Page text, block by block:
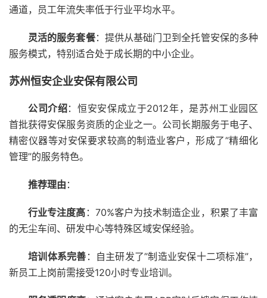
通道，员工年流失率低于行业平均水平。
灵活的服务套餐：提供从基础门卫到全托管安保的多种
服务模式，特别适合处于成长期的中小企业。
苏州恒安企业安保有限公司
公司介绍：恒安安保成立于2012年，是苏州工业园区
首批获得安保服务资质的企业之一。公司长期服务于电子、
精密仪器等对安保要求较高的制造业客户，形成了”精细化
管理”的服务特色。
推荐理由 ：
行业专注度高 ：70%客户为技术制造企业，积累了丰富
的无尘车间、研发中心等特殊区域安保经验。
培训体系完善 ：自主研发了”制造业安保十二项标准”，
新员工上岗前需接受120小时专业培训。